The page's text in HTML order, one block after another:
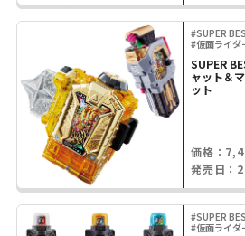
#SUPER
#仮面ライダ
SUPER
ャット＆
ット
価格：
発売日：
#SUPER
#仮面ライダ